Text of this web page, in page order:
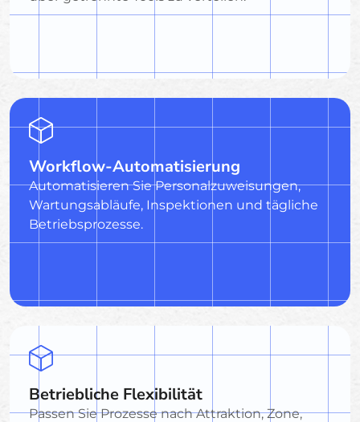
Workflow-Automatisierung
Automatisieren Sie Personalzuweisungen,
Wartungsabläufe, Inspektionen und tägliche
Betriebsprozesse.
Betriebliche Flexibilität
Passen Sie Prozesse nach Attraktion, Zone,